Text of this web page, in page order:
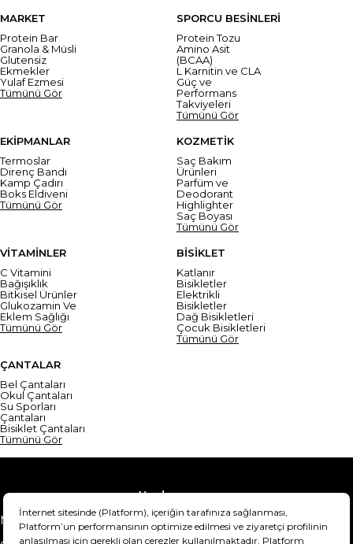
MARKET
Protein Bar
Granola & Müsli
Glutensiz
Ekmekler
Yulaf Ezmesi
Tümünü Gör
SPORCU BESİNLERİ
Protein Tozu
Amino Asit
(BCAA)
L Karnitin ve CLA
Güç ve
Performans
Takviyeleri
Tümünü Gör
EKİPMANLAR
Termoslar
Direnç Bandı
Kamp Çadırı
Boks Eldiveni
Tümünü Gör
KOZMETİK
Saç Bakım
Ürünleri
Parfüm ve
Deodorant
Highlighter
Saç Boyası
Tümünü Gör
VİTAMİNLER
C Vitamini
Bağışıklık
Bitkisel Ürünler
Glukozamin Ve
Eklem Sağlığı
Tümünü Gör
BİSİKLET
Katlanır
Bisikletler
Elektrikli
Bisikletler
Dağ Bisikletleri
Çocuk Bisikletleri
Tümünü Gör
ÇANTALAR
Bel Çantaları
Okul Çantaları
Su Sporları
Çantaları
Bisiklet Çantaları
Tümünü Gör
Yardım
Mesafeli Satış Sözleşmesi
Teslimat Bilgisi